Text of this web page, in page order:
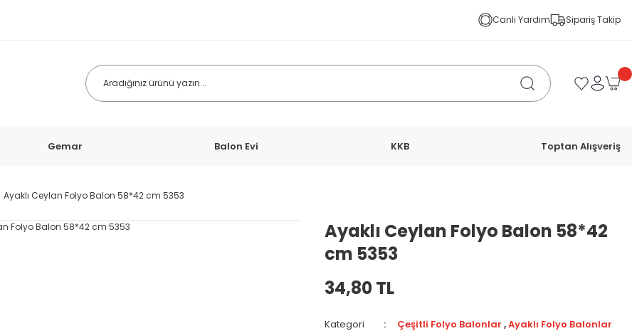
Canlı Yardım Sipariş Takip
Gemar Balon Evi KKB Toptan Alışveriş
Ayaklı Ceylan Folyo Balon 58*42 cm 5353
Ayaklı Ceylan Folyo Balon 58*42
cm 5353
34,80 TL
Kategori Çeşitli Folyo Balonlar ,Ayaklı Folyo Balonlar